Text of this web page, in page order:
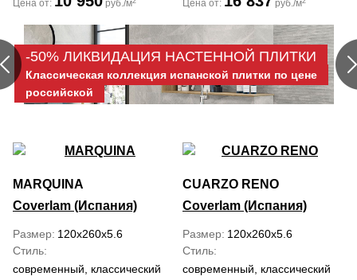
Цена от: руб./м Цена от: руб./м
-50% ЛИКВИДАЦИЯ НАСТЕННОЙ ПЛИТКИ
Классическая коллекция испанской плитки по цене
российской
MARQUINA
Coverlam (Испания)
Размер 120x260x5.6
Стиль
современный, классический
CUARZO RENO
Coverlam (Испания)
Размер 120x260x5.6
Стиль
современный, классический